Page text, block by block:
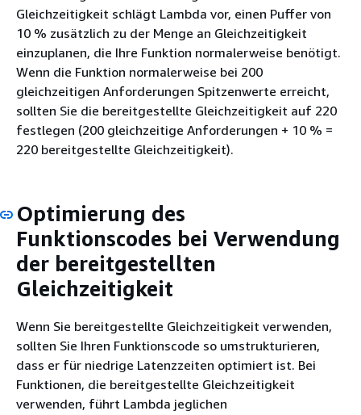
Gleichzeitigkeit schlägt Lambda vor, einen Puffer von
10 % zusätzlich zu der Menge an Gleichzeitigkeit
einzuplanen, die Ihre Funktion normalerweise benötigt.
Wenn die Funktion normalerweise bei 200
gleichzeitigen Anforderungen Spitzenwerte erreicht,
sollten Sie die bereitgestellte Gleichzeitigkeit auf 220
festlegen (200 gleichzeitige Anforderungen + 10 % =
220 bereitgestellte Gleichzeitigkeit).
Optimierung des
Funktionscodes bei Verwendung
der bereitgestellten
Gleichzeitigkeit
Wenn Sie bereitgestellte Gleichzeitigkeit verwenden,
sollten Sie Ihren Funktionscode so umstrukturieren,
dass er für niedrige Latenzzeiten optimiert ist. Bei
Funktionen, die bereitgestellte Gleichzeitigkeit
verwenden, führt Lambda jeglichen